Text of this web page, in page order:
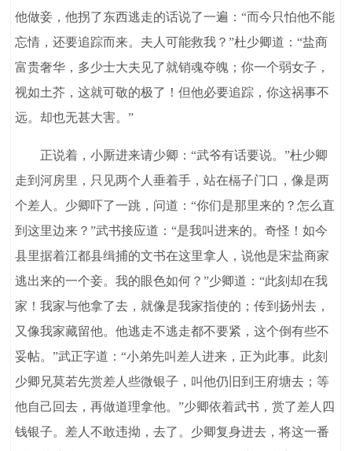
他做妾，他拐了东西逃走的话说了一遍：“而今只怕他不能
忘情，还要追踪而来。夫人可能救我？”杜少卿道：“盐商
富贵奢华，多少士大夫见了就销魂夺魄；你一个弱女子，
视如土芥，这就可敬的极了！但他必要追踪，你这祸事不
远。却也无甚大害。”
正说着，小厮进来请少卿：“武爷有话要说。”杜少卿
走到河房里，只见两个人垂着手，站在槅子门口，像是两
个差人。少卿吓了一跳，问道：“你们是那里来的？怎么直
到这里边来？”武书接应道：“是我叫进来的。奇怪！如今
县里据着江都县缉捕的文书在这里拿人，说他是宋盐商家
逃出来的一个妾。我的眼色如何？”少卿道：“此刻却在我
家！我家与他拿了去，就像是我家指使的；传到扬州去，
又像我家藏留他。他逃走不逃走都不要紧，这个倒有些不
妥帖。”武正字道：“小弟先叫差人进来，正为此事。此刻
少卿兄莫若先赏差人些微银子，叫他仍旧到王府塘去；等
他自己回去，再做道理拿他。”少卿依着武书，赏了差人四
钱银子。差人不敢违拗，去了。少卿复身进去，将这一番